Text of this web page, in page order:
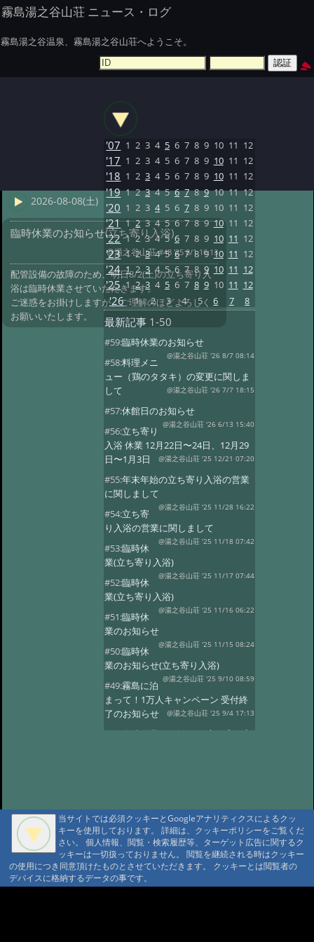
霧島湯之谷山荘 ニュース・ログ
霧島湯之谷温泉、霧島湯之谷山荘へようこそ。
2026-08-08(土)
臨時休業のお知らせ(立ち寄り入浴)
@湯之谷山荘#48 '25 8/1 16:13
配管設備の故障のため、明日8/2(土)の立ち寄り入
浴は臨時休業させていただきます。
ご迷惑をお掛けしますが、ご理解のほどよろしく
お願いいたします。
'07 1 2 3 4 5 6 7 8 9 10 11 12
'17 1 2 3 4 5 6 7 8 9 10 11 12
'18 1 2 3 4 5 6 7 8 9 10 11 12
'19 1 2 3 4 5 6 7 8 9 10 11 12
'20 1 2 3 4 5 6 7 8 9 10 11 12
'21 1 2 3 4 5 6 7 8 9 10 11 12
'22 1 2 3 4 5 6 7 8 9 10 11 12
'23 1 2 3 4 5 6 7 8 9 10 11 12
'24 1 2 3 4 5 6 7 8 9 10 11 12
'25 1 2 3 4 5 6 7 8 9 10 11 12
'26 1 2 3 4 5 6 7 8
最新記事 1-50
#59:臨時休業のお知らせ
@湯之谷山荘 '26 8/7 08:14
#58:料理メニ
ュー（鶏のタタキ）の変更に関しま
して
@湯之谷山荘 '26 7/7 18:15
#57:休館日のお知らせ
@湯之谷山荘 '26 6/13 15:40
#56:立ち寄り
入浴 休業 12月22日〜24日、12月29
日〜1月3日
@湯之谷山荘 '25 12/21 07:20
#55:年末年始の立ち寄り入浴の営業
に関しまして
@湯之谷山荘 '25 11/28 16:22
#54:立ち寄
り入浴の営業に関しまして
@湯之谷山荘 '25 11/18 07:42
#53:臨時休
業(立ち寄り入浴)
@湯之谷山荘 '25 11/17 07:44
#52:臨時休
業(立ち寄り入浴)
@湯之谷山荘 '25 11/16 06:22
#51:臨時休
業のお知らせ
@湯之谷山荘 '25 11/15 08:24
#50:臨時休
業のお知らせ(立ち寄り入浴)
@湯之谷山荘 '25 9/10 08:59
#49:霧島に泊
まって！1万人キャンペーン 受付終
了のお知らせ
@湯之谷山荘 '25 9/4 17:13
#48:臨時休業のお知らせ(立ち寄り入
月は改修工事のため休業いたしま
す。
@湯之谷山荘 '25 3/11 17:46
#45:休館日のお知らせ(2月25日〜28
日)
@湯之谷山荘 '25 2/18 06:10
#44:臨時休業
当サイトでは必須クッキーとGoogleアナリティクスによるクッ
キーを使用しております。 詳細は、クッキーポリシーをご覧くだ
さい。 個人情報、閲覧・検索履歴等、ターゲット広告に関するク
ッキーは一切扱っておりません。 閲覧を継続される時はクッキー
の使用につき同意頂けたものとさせていただきます。 クッキーとは閲覧者の
デバイスに格納するデータの事です。